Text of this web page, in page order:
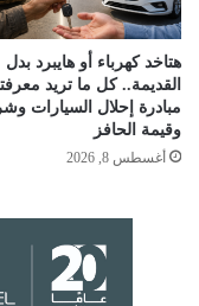
هتاخد كهرباء أو هايبرد بدل
القديمة.. كل ما تريد
مبادرة إحلال السيارات
وقيمة الحافز
أغسطس 8, 2026